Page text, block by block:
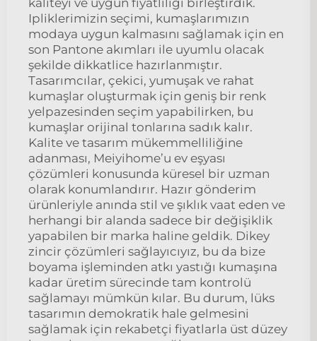
Ipliklerimizin seçimi, kumaşlarımızın
modaya uygun kalmasını sağlamak için en
son Pantone akımları ile uyumlu olacak
şekilde dikkatlice hazırlanmıştır.
Tasarımcılar, çekici, yumuşak ve rahat
kumaşlar oluşturmak için geniş bir renk
yelpazesinden seçim yapabilirken, bu
kumaşlar orijinal tonlarına sadık kalır.
Kalite ve tasarım mükemmelliliğine
adanması, Meiyihome’u ev eşyası
çözümleri konusunda küresel bir uzman
olarak konumlandırır. Hazır gönderim
ürünleriyle anında stil ve şıklık vaat eden ve
herhangi bir alanda sadece bir değişiklik
yapabilen bir marka haline geldik. Dikey
zincir çözümleri sağlayıcıyız, bu da bize
boyama işleminden atkı yastığı kumaşına
kadar üretim sürecinde tam kontrolü
sağlamayı mümkün kılar. Bu durum, lüks
tasarımın demokratik hale gelmesini
sağlamak için rekabetçi fiyatlarla üst düzey